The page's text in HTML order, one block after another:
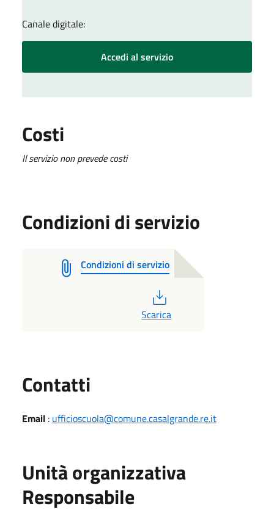
Canale digitale:
Accedi al servizio
Costi
Il servizio non prevede costi
Condizioni di servizio
Condizioni di servizio
Scarica
Contatti
Email : ufficioscuola@comune.casalgrande.re.it
Unità organizzativa
Responsabile